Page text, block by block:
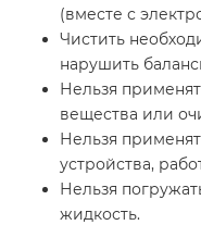
(вместе с
Чистить
нарушить
Нельзя
вещества или
Нельзя
устройства,
Нельзя
жидкость.